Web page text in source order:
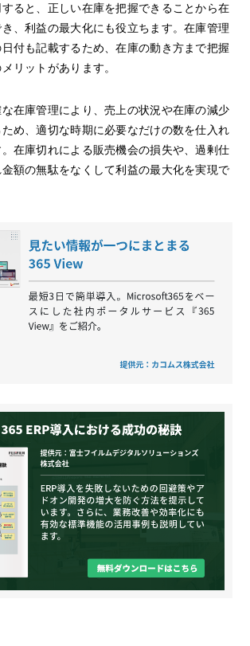
ると、正しい在庫を把握できることから在
、利益の最大化にも役立ちます。在庫管理
付も記載するため、在庫の動き方まで把握
リットがあります。
在庫管理により、売上の状況や在庫の減少
め、適切な時期に必要なだけの数を仕入れ
在庫切れによる販売機会の損失や、過剰仕
額の無駄をなくして利益の最大化を実現で